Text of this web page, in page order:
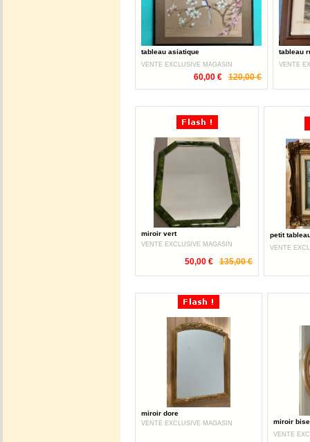
tableau asiatique
VENTE EXCLUSIVE MAGASIN
60,00 € 120,00 €
tableau
VENTE
miroir vert
VENTE EXCLUSIVE MAGASIN
50,00 € 135,00 €
petit
VENTE
miroir dore
VENTE EXCLUSIVE MAGASIN miroir
VENTE